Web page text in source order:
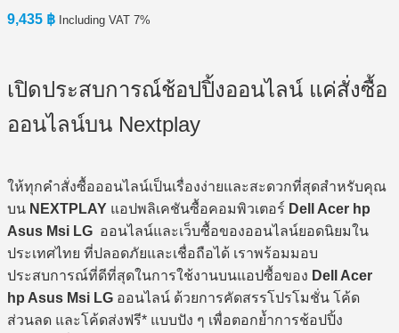
9,435 ฿ Including VAT 7%
เปิดประสบการณ์ช้อปปิ้งออนไลน์ แค่สั่งซื้อ
ออนไลน์บน Nextplay
ให้ทุกคำสั่งซื้อออนไลน์เป็นเรื่องง่ายและสะดวกที่สุดสำหรับคุณ
บน NEXTPLAY แอปพลิเคชันซื้อคอมพิวเตอร์ Dell Acer hp
Asus Msi LG ออนไลน์และเว็บซื้อของออนไลน์ยอดนิยมใน
ประเทศไทย ที่ปลอดภัยและเชื่อถือได้ เราพร้อมมอบ
ประสบการณ์ที่ดีที่สุดในการใช้งานบนแอปซื้อของ Dell Acer
hp Asus Msi LG ออนไลน์ ด้วยการคัดสรรโปรโมชั่น โค้ด
ส่วนลด และโค้ดส่งฟรี* แบบปัง ๆ เพื่อตอกย้ำการช้อปปิ้ง